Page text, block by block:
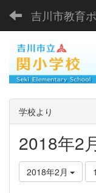
吉川市教育
学校より
2018年2
2018年2月